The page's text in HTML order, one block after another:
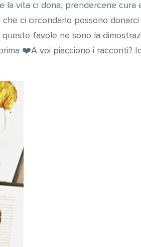
vita ci dona, prendercene cura
ci circondano possono
favole ne sono la
❤️A voi piacciono i racconti?